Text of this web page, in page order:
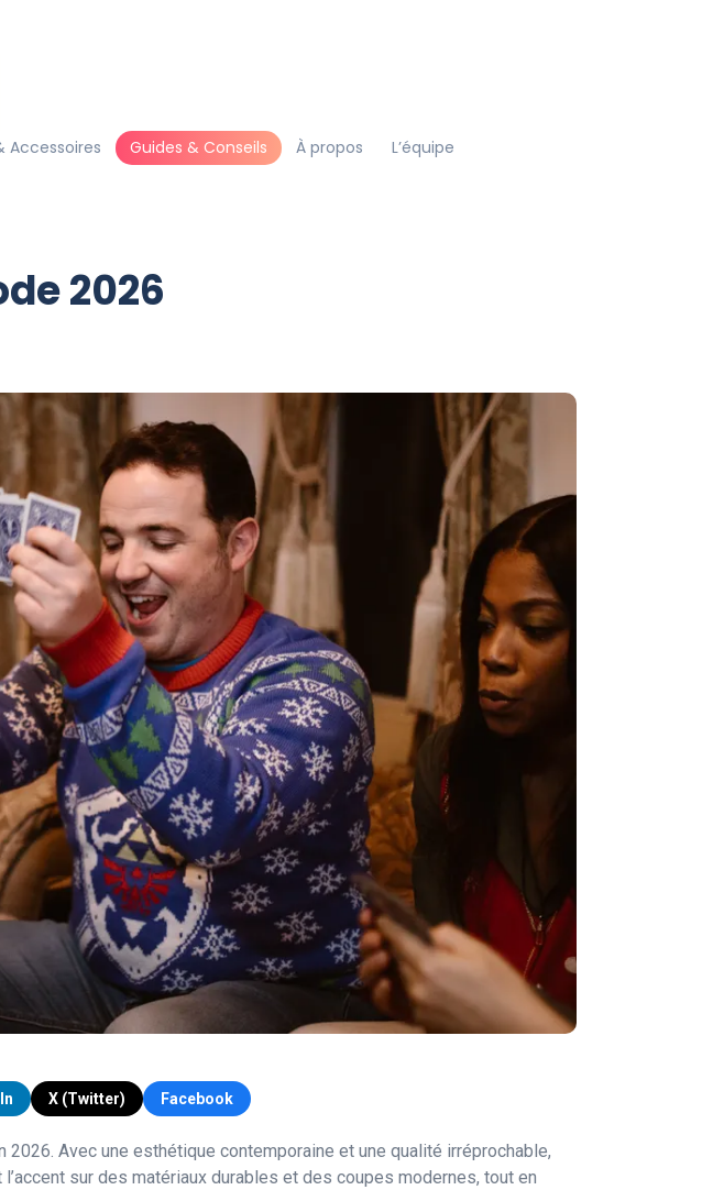
Accessoires Guides & Conseils À propos L’équipe
2026
X (Twitter) Facebook
Avec une esthétique contemporaine et une qualité irréprochable,
sur des matériaux durables et des coupes modernes, tout en